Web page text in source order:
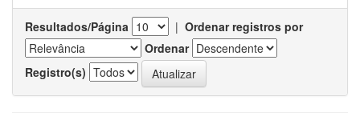
Resultados/Página | Ordenar registros por
Ordenar
Registro(s)